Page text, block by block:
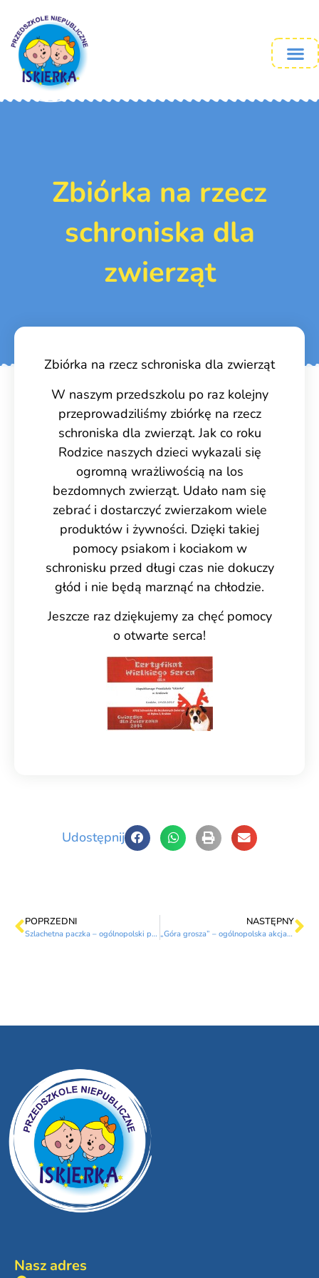
Zbiórka na rzecz
schroniska dla
zwierząt
Zbiórka na rzecz schroniska dla zwierząt
W naszym przedszkolu po raz kolejny
przeprowadziliśmy zbiórkę na rzecz
schroniska dla zwierząt. Jak co roku
Rodzice naszych dzieci wykazali się
ogromną wrażliwością na los
bezdomnych zwierząt. Udało nam się
zebrać i dostarczyć zwierzakom wiele
produktów i żywności. Dzięki takiej
pomocy psiakom i kociakom w
schronisku przed długi czas nie dokuczy
głód i nie będą marznąć na chłodzie.
Jeszcze raz dziękujemy za chęć pomocy
o otwarte serca!
Udostępnij
POPRZEDNI
Szlachetna paczka – ogólnopolski projekt na rzecz potrzebujących rodzin
NASTĘPNY
„Góra grosza” – ogólnopolska akcja na rzecz dzieci z domów dziecka
Nasz adres